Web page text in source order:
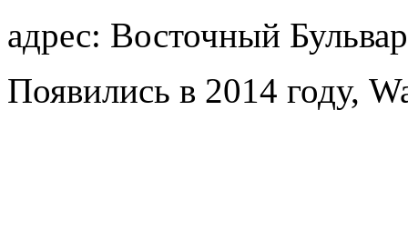
адрес: Восточный
Появились в 2014 году,